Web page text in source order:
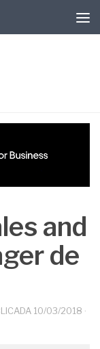
and
de
10/03/2018 ·